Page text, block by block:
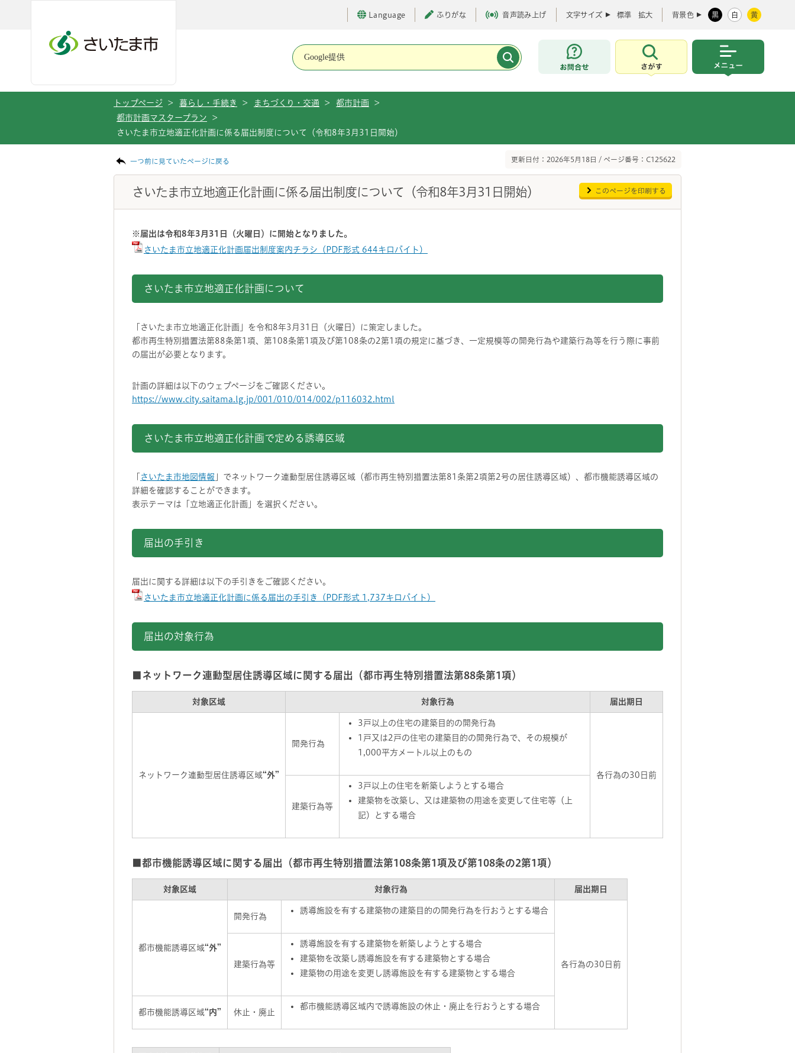
Language ふりがな 音声読み上げ 文字サイズ 標準 拡大 背景色 黒 白 黄
お問合せ
さがす
トップページ > 暮らし・手続き > まちづくり・交通 > 都市計画
>
都市計画マスタープラン
>
さいたま市立地適正化計画に係る届出制度について（令和8年3月31日開始）
一つ前に見ていたページに戻る 更新日付：2026年5月18日 / ページ番号：C125622
さいたま市立地適正化計画に係る届出制度について（令和8年3月31日開始） このページを印刷する
※届出は令和8年3月31日（火曜日）に開始となりました。
さいたま市立地適正化計画届出制度案内チラシ（PDF形式 644キロバイト）
さいたま市立地適正化計画について
「さいたま市立地適正化計画」を令和8年3月31日（火曜日）に策定しました。
都市再生特別措置法第88条第1項、第108条第1項及び第108条の2第1項の規定に基づき、一定規模等の開発行為や建築行為等を行う際に事前
の届出が必要となります。
計画の詳細は以下のウェブページをご確認ください。
https://www.city.saitama.lg.jp/001/010/014/002/p116032.html
さいたま市立地適正化計画で定める誘導区域
さいたま市地図情報 」でネットワーク連動型居住誘導区域（都市再生特別措置法第81条第2項第2号の居住誘導区域）、都市機能誘導区域の
詳細を確認することができます。
表示テーマは「立地適正化計画」を選択ください。
届出の手引き
届出に関する詳細は以下の手引きをご確認ください。
さいたま市立地適正化計画に係る届出の手引き（PDF形式 1,737キロバイト）
届出の対象行為
■ネットワーク連動型居住誘導区域に関する届出（都市再生特別措置法第88条第1項）
対象区域 対象行為 届出期日
ネットワーク連動型居住誘導区域“外”
開発行為
3戸以上の住宅の建築目的の開発行為
1戸又は2戸の住宅の建築目的の開発行為で、その規模が
1,000平方メートル以上のもの
各行為の30日前
建築行為等
3戸以上の住宅を新築しようとする場合
建築物を改築し、又は建築物の用途を変更して住宅等（上
記）とする場合
■都市機能誘導区域に関する届出（都市再生特別措置法第108条第1項及び第108条の2第1項）
対象区域 対象行為 届出期日
都市機能誘導区域“外”
開発行為
誘導施設を有する建築物の建築目的の開発行為を行おうとする場合
各行為の30日前
建築行為等
誘導施設を有する建築物を新築しようとする場合
建築物を改築し誘導施設を有する建築物とする場合
建築物の用途を変更し誘導施設を有する建築物とする場合
都市機能誘導区域“内” 休止・廃止
都市機能誘導区域内で誘導施設の休止・廃止を行おうとする場合